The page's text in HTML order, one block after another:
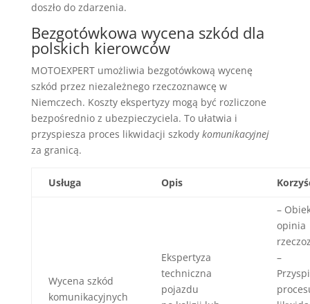
doszło do zdarzenia.
Bezgotówkowa wycena szkód dla
polskich kierowców
MOTOEXPERT umożliwia bezgotówkową wycenę
szkód przez niezależnego rzeczoznawcę w
Niemczech. Koszty ekspertyzy mogą być rozliczone
bezpośrednio z ubezpieczyciela. To ułatwia i
przyspiesza proces likwidacji szkody komunikacyjnej
za granicą.
Usługa Opis
Wycena szkód
komunikacyjnych
Ekspertyza
techniczna
pojazdu
–
opinia
–